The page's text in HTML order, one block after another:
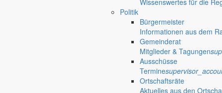
Wissenswertes für die
Politik
Bürgermeister
Informationen aus dem
Gemeinderat
Mitglieder & Tagungen
Ausschüsse
Termine
Ortschaftsräte
Aktuelles aus den
alarm_on
Redaktionelle
Informationen